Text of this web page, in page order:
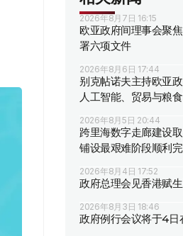
2026年8月7日 16:15
欧亚政府间理事会聚
署六项文件
2026年8月6日 17:44
别克帖诺夫主持欧亚
人工智能、贸易与粮
2026年8月5日 20:44
跨里海数字走廊建设
铺设最艰难阶段顺利
2026年8月4日 17:52
政府总理会见香港赋
2026年8月3日 18:46
政府例行会议将于4日